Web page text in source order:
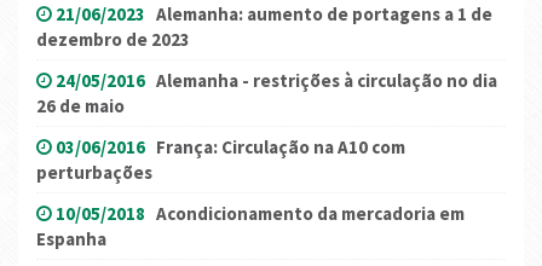
21/06/2023 Alemanha: aumento de portagens a 1 de
dezembro de 2023
24/05/2016 Alemanha - restrições à circulação no dia
26 de maio
03/06/2016 França: Circulação na A10 com
perturbações
10/05/2018 Acondicionamento da mercadoria em
Espanha